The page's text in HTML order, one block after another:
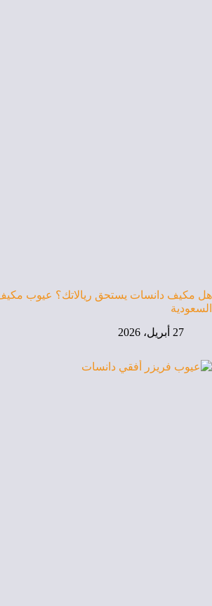
هل مكيف دانسات يستحق ريالاتك؟ عيوب
السعودية
27 أبريل، 2026